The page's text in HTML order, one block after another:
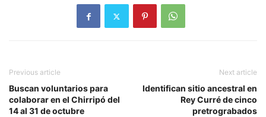
Previous article
Buscan voluntarios para
colaborar en el Chirripó del
14 al 31 de octubre
Next article
Identifican sitio ancestral en
Rey Curré de cinco
pretrograbados